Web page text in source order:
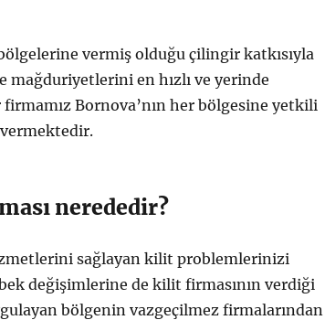
vermiş olduğu çilingir katkısıyla
en hızlı ve yerinde
Bornova’nın her bölgesine yetkili
nerededir?
sağlayan kilit problemlerinizi
değişimlerine de kilit firmasının verdiği
bölgenin vazgeçilmez firmalarından